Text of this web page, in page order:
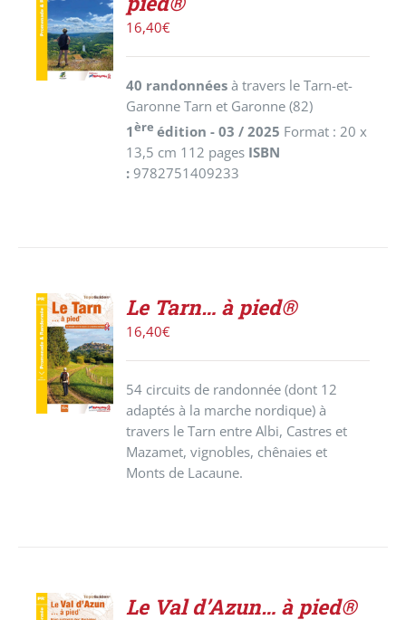
PANIER
/
DÉTAILS
16,40€
40 randonnées à travers le Tarn-et-
Garonne Tarn et Garonne (82)
1ère édition - 03 / 2025 Format : 20 x
13,5 cm 112 pages ISBN
:9782751409233
AJOUTER
AU
PANIER
/
DÉTAILS
Le Tarn… à pied®
16,40€
54 circuits de randonnée (dont 12
adaptés à la marche nordique) à
travers le Tarn entre Albi, Castres et
Mazamet, vignobles, chênaies et
Monts de Lacaune.
Le Val d’Azun… à pied®